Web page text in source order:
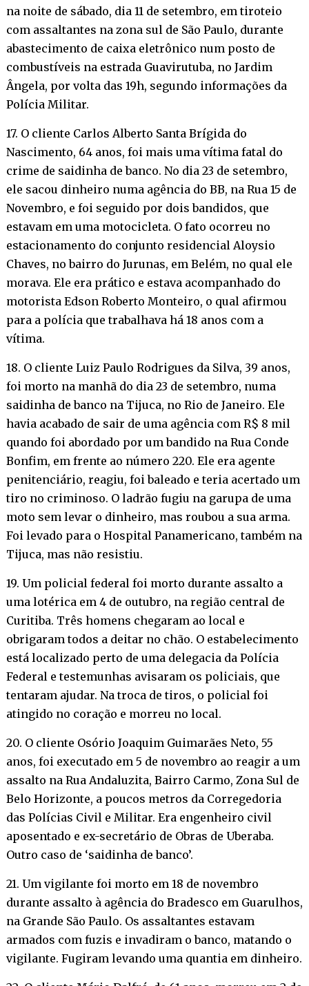
na noite de sábado, dia 11 de setembro, em tiroteio
com assaltantes na zona sul de São Paulo, durante
abastecimento de caixa eletrônico num posto de
combustíveis na estrada Guavirutuba, no Jardim
Ângela, por volta das 19h, segundo informações da
Polícia Militar.
17. O cliente Carlos Alberto Santa Brígida do
Nascimento, 64 anos, foi mais uma vítima fatal do
crime de saidinha de banco. No dia 23 de setembro,
ele sacou dinheiro numa agência do BB, na Rua 15 de
Novembro, e foi seguido por dois bandidos, que
estavam em uma motocicleta. O fato ocorreu no
estacionamento do conjunto residencial Aloysio
Chaves, no bairro do Jurunas, em Belém, no qual ele
morava. Ele era prático e estava acompanhado do
motorista Edson Roberto Monteiro, o qual afirmou
para a polícia que trabalhava há 18 anos com a
vítima.
18. O cliente Luiz Paulo Rodrigues da Silva, 39 anos,
foi morto na manhã do dia 23 de setembro, numa
saidinha de banco na Tijuca, no Rio de Janeiro. Ele
havia acabado de sair de uma agência com R$ 8 mil
quando foi abordado por um bandido na Rua Conde
Bonfim, em frente ao número 220. Ele era agente
penitenciário, reagiu, foi baleado e teria acertado um
tiro no criminoso. O ladrão fugiu na garupa de uma
moto sem levar o dinheiro, mas roubou a sua arma.
Foi levado para o Hospital Panamericano, também na
Tijuca, mas não resistiu.
19. Um policial federal foi morto durante assalto a
uma lotérica em 4 de outubro, na região central de
Curitiba. Três homens chegaram ao local e
obrigaram todos a deitar no chão. O estabelecimento
está localizado perto de uma delegacia da Polícia
Federal e testemunhas avisaram os policiais, que
tentaram ajudar. Na troca de tiros, o policial foi
atingido no coração e morreu no local.
20. O cliente Osório Joaquim Guimarães Neto, 55
anos, foi executado em 5 de novembro ao reagir a um
assalto na Rua Andaluzita, Bairro Carmo, Zona Sul de
Belo Horizonte, a poucos metros da Corregedoria
das Polícias Civil e Militar. Era engenheiro civil
aposentado e ex-secretário de Obras de Uberaba.
Outro caso de ‘saidinha de banco’.
21. Um vigilante foi morto em 18 de novembro
durante assalto à agência do Bradesco em Guarulhos,
na Grande São Paulo. Os assaltantes estavam
armados com fuzis e invadiram o banco, matando o
vigilante. Fugiram levando uma quantia em dinheiro.